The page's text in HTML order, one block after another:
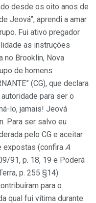
desde os oito anos de
Jeová”, aprendi a amar
Fui ativo pregador
as instruções
no Brooklin, Nova
de homens
(CG), que declara
para ser o
lo, jamais! Jeová
Para ser salvo eu
pelo CG e aceitar
expostas (confira A
91, p. 18, 19 e Poderá
p. 255 §14).
para o
qual fui vítima durante